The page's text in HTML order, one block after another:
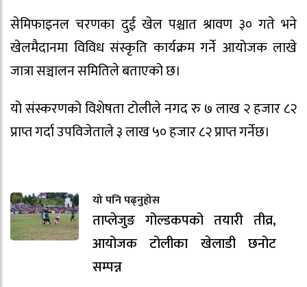
सेमिफाइनल चरणका दुई खेल पश्चात श्रावण ३० गते भने
खेलमैदानमा विविध संस्कृति कार्यक्रम गर्ने आयोजक लाखे
जात्रा सञ्चालन समितिले बताएको छ।
यो संस्करणको विशेषता टोलीले नगद रु ७ लाख २ हजार ८२
प्राप्त गर्दा उपविजेताले ३ लाख ५० हजार ८२ प्राप्त गर्नेछ।
यो पनि पढ्नुहोस
ताप्लेजुङ गोल्डकपको तयारी तीव्र,
आयोजक टोलीका खेलाडी छनोट
सम्पन्न